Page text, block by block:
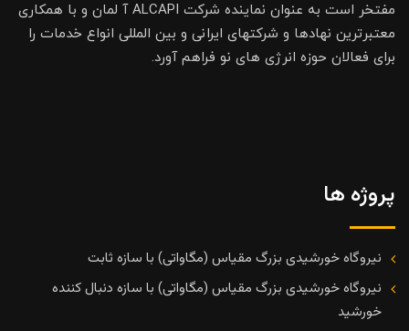
مفتخر است به عنوان نماینده شرکت ALCAPI آ لمان و با همکاری
معتبرترین نهادها و شرکتهای ایرانی و بین المللی انواع خدمات را
برای فعالان حوزه انرژی های نو فراهم آورد.
پروژه ها
نیروگاه خورشیدی بزرگ مقیاس (مگاواتی) با سازه ثابت
نیروگاه خورشیدی بزرگ مقیاس (مگاواتی) با سازه دنبال کننده
خورشید